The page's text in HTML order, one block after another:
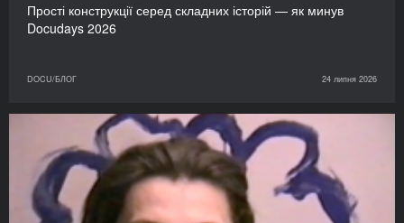
Прості конструкції серед складних історій — як минув
Docudays 2026
DOCU/БЛОГ 24 липня 2026